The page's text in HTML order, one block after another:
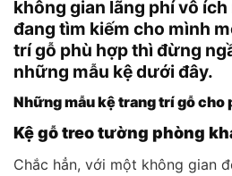
không gian lãng phí vô ích
đang tìm kiếm cho mình
trí gỗ phù hợp thì đừng
những mẫu kệ dưới đây.
Những mẫu kệ trang trí gỗ cho
Kệ gỗ treo tường phòng
Chắc hẳn, với một không gian